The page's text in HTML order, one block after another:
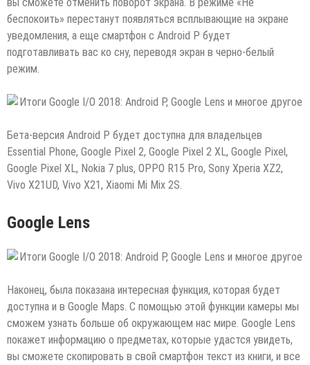
беспокоить» перестанут появляться всплывающие на экране
уведомления, а еще смартфон с Android P будет
подготавливать вас ко сну, переводя экран в черно-белый
режим.
Бета-версия Android P будет доступна для владельцев
Essential Phone, Google Pixel 2, Google Pixel 2 XL, Google Pixel,
Google Pixel XL, Nokia 7 plus, OPPO R15 Pro, Sony Xperia XZ2,
Vivo X21UD, Vivo X21, Xiaomi Mi Mix 2S.
Google Lens
Наконец, была показана интересная функция, которая будет
доступна и в Google Maps. С помощью этой функции камеры мы
сможем узнать больше об окружающем нас мире. Google Lens
покажет информацию о предметах, которые удастся увидеть,
вы сможете скопировать в свой смартфон текст из книги, и все